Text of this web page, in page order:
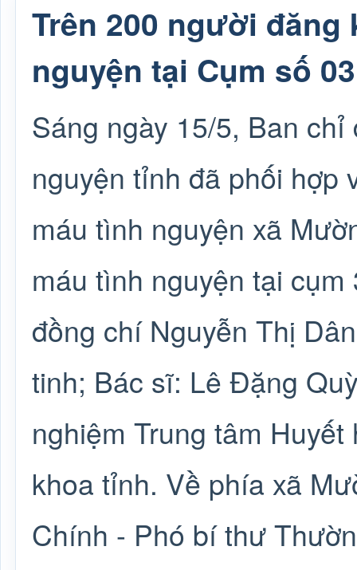
Trên 200 người
nguyện tại Cụm số 03
Sáng ngày 15/5, Ban
nguyện tỉnh đã phối hợp
máu tình nguyện xã
máu tình nguyện tại
đồng chí Nguyễn Thị
tinh; Bác sĩ: Lê Đặng
nghiệm Trung tâm
khoa tỉnh. Về phía xã
Chính - Phó bí thư